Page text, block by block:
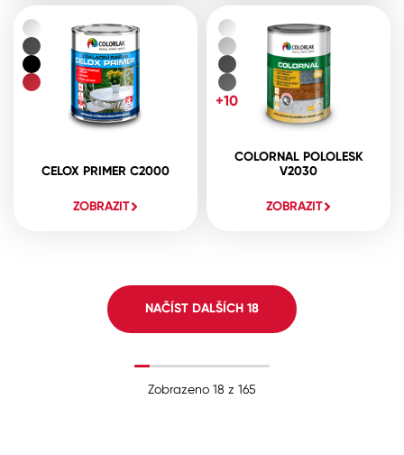
CELOX PRIMER C2000
ZOBRAZIT
COLORNAL POLOLESK
V2030
ZOBRAZIT
+10
NAČÍST DALŠÍCH 18
Zobrazeno 18 z 165